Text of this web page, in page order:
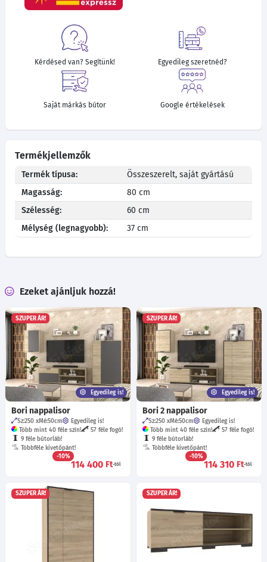
Kérdésed van? Segítünk! Egyedileg szeretnéd?
Saját márkás bútor Google értékelések
Termékjellemzők
Termék típusa:
Összeszerelt, saját gyártású
Magasság:
80 cm
Szélesség:
60 cm
Mélység (legnagyobb):
37 cm
Ezeket ajánljuk hozzá!
SZUPER ÁR!
Egyedileg is!
Bori nappalisor
Sz:250 Mé:50cm
Egyedileg is!
Több mint 40 féle szín!
57 féle fogó!
9 féle bútorláb!
Többféle kivetőpánt!
-10%
114 400 Ft-tól
SZUPER ÁR!
Egyedileg is!
Bori 2 nappalisor
Sz:250 Mé:50cm
Egyedileg is!
Több mint 40 féle szín!
57 féle fogó!
9 féle bútorláb!
Többféle kivetőpánt!
-10%
114 310 Ft-tól
SZUPER ÁR! SZUPER ÁR!